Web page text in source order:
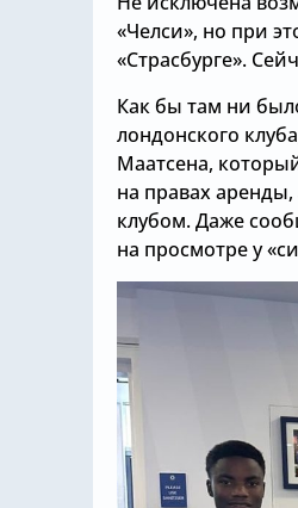
«Челси», но при
«Страсбурге».
Как бы там ни
лондонского
Маатсена,
на правах
клубом. Даже
на просмотре у